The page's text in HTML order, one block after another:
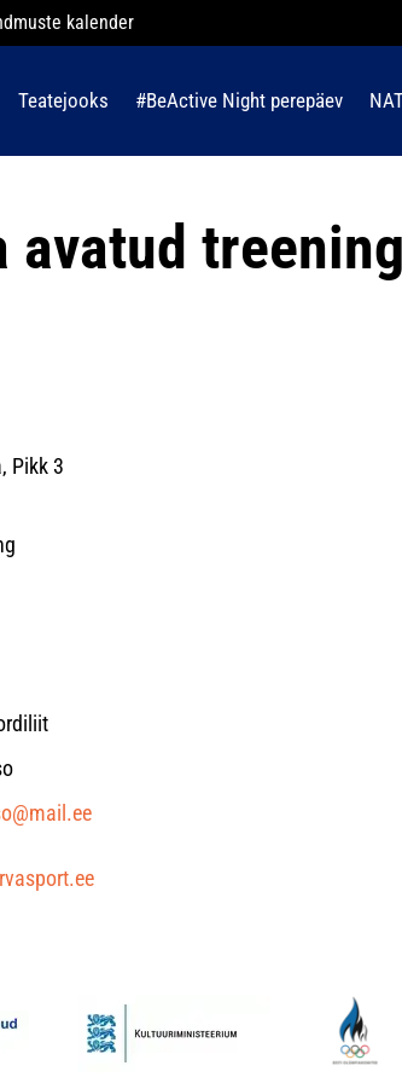
kalender
Teatejooks #BeActive Night perepäev
avatud
Pikk 3